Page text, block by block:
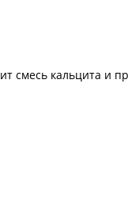
смесь кальцита и